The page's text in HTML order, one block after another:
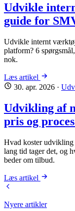
Udvikle
guide for
Udvikle internt
platform? 6
nok.
Læs artikel
30. apr. 2026 ·
Udvikling af
pris og
Hvad koster
lang tid tager det, og
beder om tilbud.
Læs artikel
Nyere artikler